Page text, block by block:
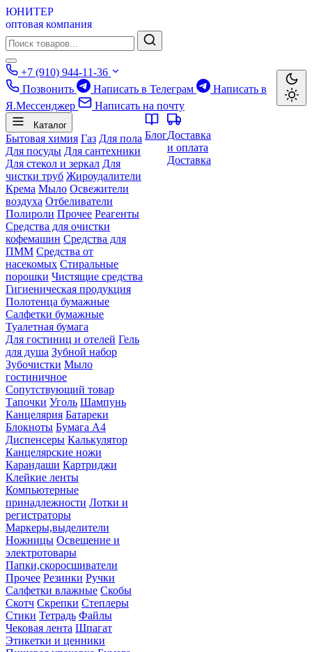
ЮНИТЕР
оптовая компания
+7 (910) 944-11-36
Позвонить
Написать в Телеграм
Написать в
Я.Мессенджер
Написать на почту
Каталог
Бытовая химия Газ Для пола
Для посуды Для сантехники
Для стекол и зеркал Для
чистки труб Жироудалители
Крема Мыло Освежители
воздуха Отбеливатели
Полироли Прочее Реагенты
Средства для очистки
кофемашин Средства для
ПММ Средства от
насекомых Стиральные
порошки Чистящие средства
Гигиеническая продукция
Полотенца бумажные
Салфетки бумажные
Туалетная бумага
Для гостиниц и отелей Гель
для душа Зубной набор
Зубочистки Мыло
гостиничное
Сопутствующий товар
Тапочки Уголь Шампунь
Канцелярия Батареки
Блокноты Бумага А4
Диспенсеры Калькулятор
Канцелярские ножи
Карандаши Картриджи
Клейкие ленты
Компьютерные
принадлежности Лотки и
регистраторы
Маркеры,выделители
Ножницы Освещение и
электротовары
Папки,скоросшиватели
Прочее Резинки Ручки
Салфетки влажные Скобы
Скотч Скрепки Степлеры
Стики Тетрадь Файлы
Чековая лента Шпагат
Этикетки и ценники
БлогДоставка
и оплата
Доставка